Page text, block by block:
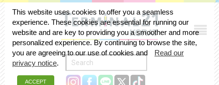
This website uses cookies to offer you a seamless
experience. These cookies are essential for running our
website and are key to providing you a smoother and more
personalized experience. By continuing to browse the site,
you are agreeing to our use of cookies and
Read our
privacy notice.
ACCEPT